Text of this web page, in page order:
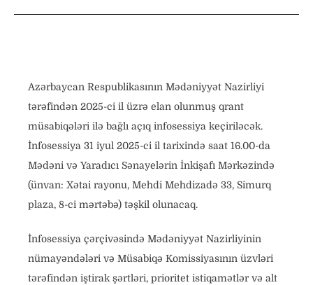
Azərbaycan Respublikasının Mədəniyyət Nazirliyi
tərəfindən 2025-ci il üzrə elan olunmuş qrant
müsabiqələri ilə bağlı açıq infosessiya keçiriləcək.
İnfosessiya 31 iyul 2025-ci il tarixində saat 16.00-da
Mədəni və Yaradıcı Sənayelərin İnkişafı Mərkəzində
(ünvan: Xətai rayonu, Mehdi Mehdizadə 33, Simurq
plaza, 8-ci mərtəbə) təşkil olunacaq.
İnfosessiya çərçivəsində Mədəniyyət Nazirliyinin
nümayəndələri və Müsabiqə Komissiyasının üzvləri
tərəfindən iştirak şərtləri, prioritet istiqamətlər və alt